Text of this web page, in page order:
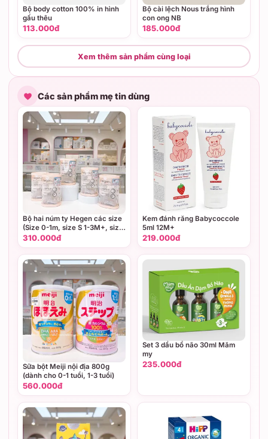
Bộ body cotton 100% in hình
gấu thêu
113.000đ
Bộ cài lệch Nous trắng hình
con ong NB
185.000đ
Xem thêm sản phẩm cùng loại
Các sản phẩm mẹ tin dùng
Bộ hai núm ty Hegen các size
(Size 0-1m, size S 1-3M+, size
M 3-6M+, size L trên 6M+,
size Y cắt dành cho thức ăn
sệt)
310.000đ
Kem đánh răng Babycoccole
5ml 12M+
219.000đ
Sữa bột Meiji nội địa 800g
(dành cho 0-1 tuổi, 1-3 tuổi)
560.000đ
Set 3 dầu bổ não 30ml Măm
my
235.000đ